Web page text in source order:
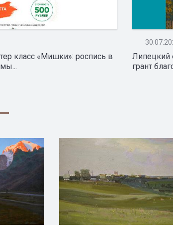
класс «Мишки»: роспись в
Липецкий
грант